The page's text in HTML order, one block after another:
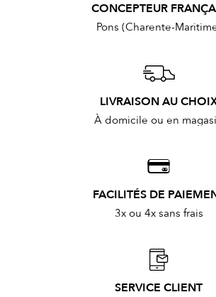
CONCEPTEUR
Pons (Charente-
LIVRAISON AU
À domicile ou en
FACILITÉS DE
3x ou 4x sans frais
SERVICE CLIENT